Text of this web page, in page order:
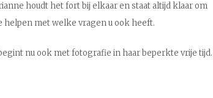
houdt het fort bij elkaar en staat altijd klaar om
helpen met welke vragen u ook heeft.
nu ook met fotografie in haar beperkte vrije tijd.